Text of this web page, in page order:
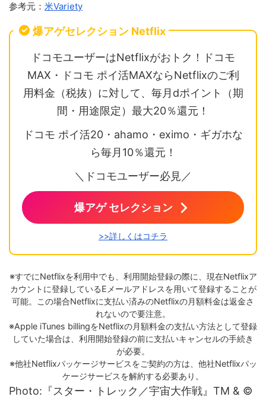
参考元： 米Variety
爆アゲセレクション Netflix
ドコモユーザーはNetflixがおトク！ドコモ
MAX・ドコモ ポイ活MAXならNetflixのご利
用料金（税抜）に対して、毎月dポイント（期
間・用途限定）最大20％還元！
ドコモ ポイ活20・ahamo・eximo・ギガホな
ら毎月10％還元！
＼ドコモユーザー必見／
爆アゲ セレクション
>>詳しくはコチラ
※すでにNetflixを利用中でも、利用開始登録の際に、現在Netflixア
カウントに登録しているEメールアドレスを用いて登録することが
可能。この場合Netflixに支払い済みのNetflixの月額料金は返金さ
れないので要注意。
※Apple iTunes billingをNetflixの月額料金の支払い方法として登録
していた場合は、利用開始登録の前に支払いキャンセルの手続き
が必要。
※他社Netflixパッケージサービスをご契約の方は、他社Netflixパッ
ケージサービスを解約する必要あり。
Photo:『スター・トレック／宇宙大作戦』TM & ©